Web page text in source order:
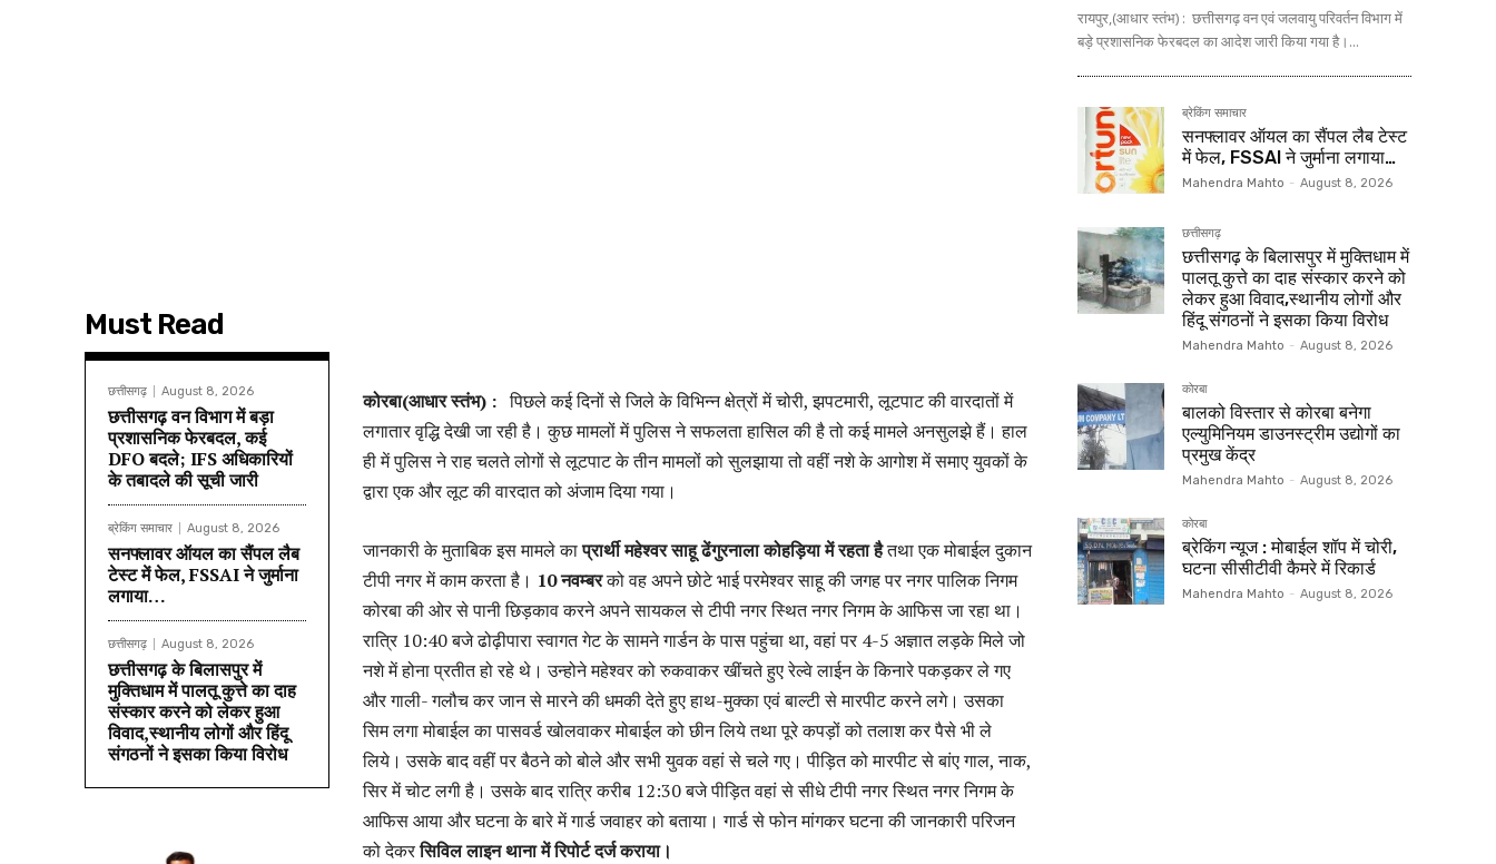
Must Read
छत्तीसगढ़ August 8, 2026
छत्तीसगढ़ वन विभाग में बड़ा
प्रशासनिक फेरबदल, कई
DFO बदले; IFS अधिकारियों
के तबादले की सूची जारी
ब्रेकिंग समाचार August 8, 2026
सनफ्लावर ऑयल का सैंपल लैब
टेस्ट में फेल, FSSAI ने जुर्माना
लगाया…
छत्तीसगढ़ August 8, 2026
छत्तीसगढ़ के बिलासपुर में
मुक्तिधाम में पालतू कुत्ते का दाह
संस्कार करने को लेकर हुआ
विवाद,स्थानीय लोगों और हिंदू
संगठनों ने इसका किया विरोध
कोरबा(आधार स्तंभ) : पिछले कई दिनों से जिले के विभिन्न क्षेत्रों में चोरी, झपटमारी, लूटपाट की वारदातों में
लगातार वृद्धि देखी जा रही है। कुछ मामलों में पुलिस ने सफलता हासिल की है तो कई मामले अनसुलझे हैं। हाल
ही में पुलिस ने राह चलते लोगों से लूटपाट के तीन मामलों को सुलझाया तो वहीं नशे के आगोश में समाए युवकों के
द्वारा एक और लूट की वारदात को अंजाम दिया गया।
जानकारी के मुताबिक इस मामले काप्रार्थी महेश्‍वर साहू ढेंगुरनाला कोहड़िया में रहता हैतथा एक मोबाईल दुकान
टीपी नगर में काम करता है। 10 नवम्बरको वह अपने छोटे भाई परमेश्वर साहू की जगह पर नगर पालिक निगम
कोरबा की ओर से पानी छिड़काव करने अपने सायकल से टीपी नगर स्थित नगर निगम के आफिस जा रहा था।
रात्रि 10:40 बजे ढोढ़ीपारा स्वागत गेट के सामने गार्डन के पास पहुंचा था, वहां पर 4-5 अज्ञात लड़के मिले जो
नशे में होना प्रतीत हो रहे थे। उन्होने महेश्वर को रुकवाकर खींचते हुए रेल्वे लाईन के किनारे पकड़कर ले गए
और गाली- गलौच कर जान से मारने की धमकी देते हुए हाथ-मुक्का एवं बाल्टी से मारपीट करने लगे। उसका
सिम लगा मोबाईल का पासवर्ड खोलवाकर मोबाईल को छीन लिये तथा पूरे कपड़ों को तलाश कर पैसे भी ले
लिये। उसके बाद वहीं पर बैठने को बोले और सभी युवक वहां से चले गए। पीड़ित को मारपीट से बांए गाल, नाक,
सिर में चोट लगी है। उसके बाद रात्रि करीब 12:30 बजे पीड़ित वहां से सीधे टीपी नगर स्थित नगर निगम के
आफिस आया और घटना के बारे में गार्ड जवाहर को बताया। गार्ड से फोन मांगकर घटना की जानकारी परिजन
को देकरसिविल लाइन थाना में रिपोर्ट दर्ज कराया।
रायपुर,(आधार स्तंभ) : छत्तीसगढ़ वन एवं जलवायु परिवर्तन विभाग में
बड़े प्रशासनिक फेरबदल का आदेश जारी किया गया है।...
ब्रेकिंग समाचार
सनफ्लावर ऑयल का सैंपल लैब टेस्ट
में फेल, FSSAI ने जुर्माना लगाया…
Mahendra Mahto - August 8, 2026
छत्तीसगढ़
छत्तीसगढ़ के बिलासपुर में मुक्तिधाम में
पालतू कुत्ते का दाह संस्कार करने को
लेकर हुआ विवाद,स्थानीय लोगों और
हिंदू संगठनों ने इसका किया विरोध
Mahendra Mahto - August 8, 2026
कोरबा
बालको विस्तार से कोरबा बनेगा
एल्युमिनियम डाउनस्ट्रीम उद्योगों का
प्रमुख केंद्र
Mahendra Mahto - August 8, 2026
कोरबा
ब्रेकिंग न्यूज : मोबाईल शॉप में चोरी,
घटना सीसीटीवी कैमरे में रिकार्ड
Mahendra Mahto - August 8, 2026